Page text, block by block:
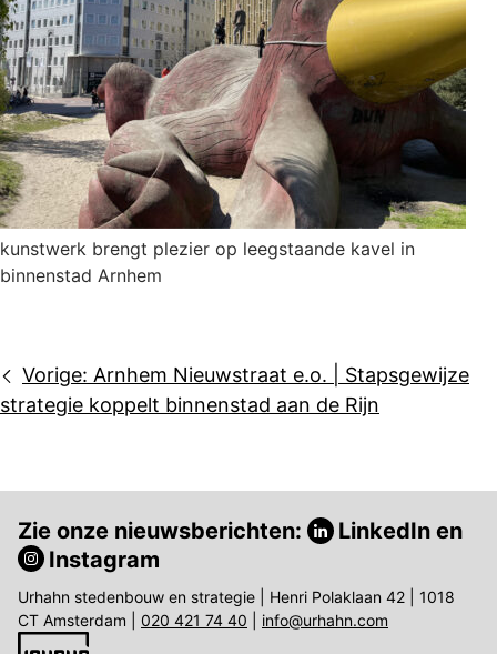
kunstwerk brengt plezier op leegstaande kavel in
binnenstad Arnhem
Bericht
navigatie
Vorige: Arnhem Nieuwstraat e.o. | Stapsgewijze
strategie koppelt binnenstad aan de Rijn
Zie onze nieuwsberichten: LinkedIn en
Instagram
Urhahn stedenbouw en strategie | Henri Polaklaan 42 | 1018
CT Amsterdam | 020 421 74 40 info@urhahn.com